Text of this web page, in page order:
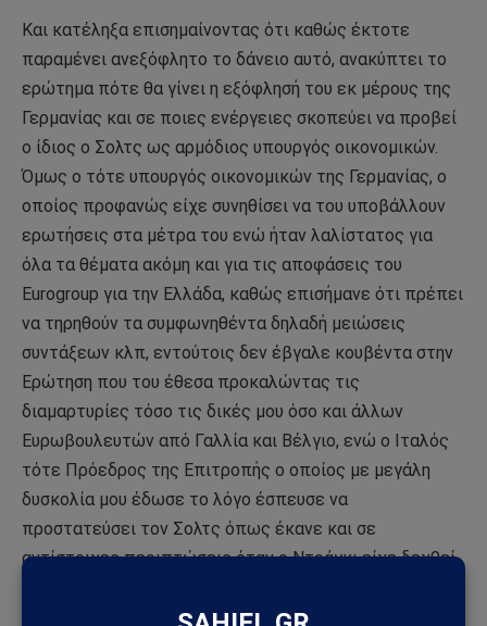
Και κατέληξα επισημαίνοντας ότι καθώς έκτοτε
παραμένει ανεξόφλητο το δάνειο αυτό, ανακύπτει το
ερώτημα πότε θα γίνει η εξόφλησή του εκ μέρους της
Γερμανίας και σε ποιες ενέργειες σκοπεύει να προβεί
ο ίδιος ο Σολτς ως αρμόδιος υπουργός οικονομικών.
Όμως ο τότε υπουργός οικονομικών της Γερμανίας, ο
οποίος προφανώς είχε συνηθίσει να του υποβάλλουν
ερωτήσεις στα μέτρα του ενώ ήταν λαλίστατος για
όλα τα θέματα ακόμη και για τις αποφάσεις του
Eurogroup για την Ελλάδα, καθώς επισήμανε ότι πρέπει
να τηρηθούν τα συμφωνηθέντα δηλαδή μειώσεις
συντάξεων κλπ, εντούτοις δεν έβγαλε κουβέντα στην
Ερώτηση που του έθεσα προκαλώντας τις
διαμαρτυρίες τόσο τις δικές μου όσο και άλλων
Ευρωβουλευτών από Γαλλία και Βέλγιο, ενώ ο Ιταλός
τότε Πρόεδρος της Επιτροπής ο οποίος με μεγάλη
δυσκολία μου έδωσε το λόγο έσπευσε να
προστατεύσει τον Σολτς όπως έκανε και σε
αντίστοιχες περιπτώσεις όταν ο Ντράγκι είχε δεχθεί